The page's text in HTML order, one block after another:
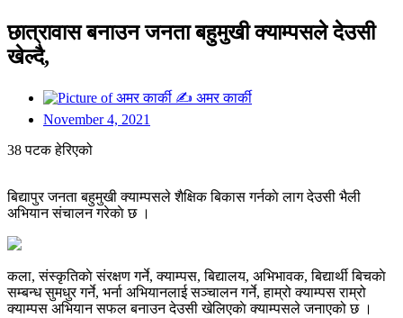
छात्रावास बनाउन जनता बहुमुखी क्याम्पसले देउसी
खेल्दै,
✍ अमर कार्की
November 4, 2021
38 पटक हेरिएको
बिद्यापुर जनता बहुमुखी क्याम्पसले शैक्षिक बिकास गर्नकाे लाग देउसी भैली
अभियान संचालन गरेकाे छ ।
कला, संस्कृतिकाे संरक्षण गर्ने, क्याम्पस, बिद्यालय, अभिभावक, बिद्यार्थी बिचकाे
सम्बन्ध सुमधुर गर्ने, भर्ना अभियानलाई सञ्चालन गर्ने, हाम्रो क्याम्पस राम्रो
क्याम्पस अभियान सफल बनाउन देउसी खेलिएकाे क्याम्पसले जनाएको छ ।